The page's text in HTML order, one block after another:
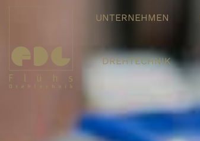
DREHTECHNIK
UNTERNEHMEN